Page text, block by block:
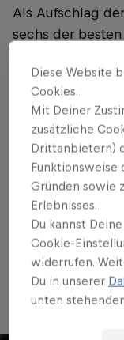
Als Aufschlag
sechs der
Stadthalle.
mitreißende
Halte die Augen
Jahr im Line-Up ist.
Wenn du
Atmosphäre
innovative
entgehen
Sichert euchHIER
Diese Website
Cookies.
Mit Deiner
zusätzliche
Drittanbietern)
Funktionsweise
Gründen sowie
Erlebnisses.
Du kannst
Cookie-
widerrufen.
Du in unserer
unten